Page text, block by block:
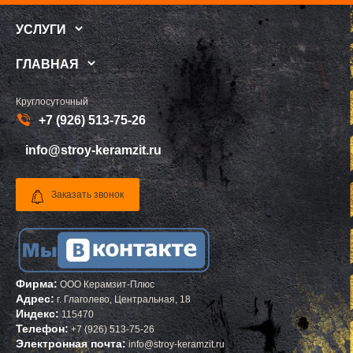
ПОСЕЛОК БОЛЬШЕВИК
ПОСЕЛОК ВОЛОДАРСКОГО
ПОСЕЛОК ВОРОВСКОГО
ПОСЕЛОК ИМ. ЦЮРУПЫ
ПОСЕЛОК ЛЕСНЫЕ ПОЛЯНЫ
ПОСЕЛОК ЛМС
МОСРЕНТГЕН
ПРАВДИНСКИЙ
ПРИВОКЗАЛЬНЫЙ
ПРОЛЕТАРСКИЙ
ПРОТВИНО
ПТИЧНОЕ
ПУЧКОВО
ПУШКИНО
ПУЩИНО
РАДОВИЦКИЙ
РАЗВИЛКА
РАМЕНСКОЕ
РАССУДОВО
РАСТОРОПОВО
РЕММАШ
РЕУТОВ
РЕЧИЦЫ
РЕШЕТНИКОВО
РЖАВКИ
РОГАЧЕВО
РОГОЗИНО
РОДНИКИ
МЕЛЕУЗ
КОЛЬЧУГИНО
КАМЫШИН
ТИХВИН
НОВОШАХТИНСК
ВОЛЬСК
КОНАКОВО
КОМСОМОЛЬСК НА АМУРЕ
КИЗИЛЮРТ
МИХАЙЛОВСК
ПЕТУШКИ
ПРИМОРСКО АХТАРСК
ЛЕСОСИБИРСК
БУДЕННОВСК
КАЛЯЗИН
ГЛАЗОВ
РУБЦОВСК
ГУБКИН
КЛИНЦЫ
УСМАНЬ
КУНГУР
КАЧКАНАР
КОЗЕЛЬСК
ШАРЬЯ
ЧИСТОПОЛЬ
ЕФРЕМОВ
ЧЕРНЯХОВСК
УСЛУГИ
ГЛАВНАЯ
Круглосуточный
+7 (926) 513-75-26
info@stroy-keramzit.ru
Заказать звонок
Фирма: ООО Керамзит-Плюс
Адрес:г. Глаголево,Центральная, 18
Индекс: 115470
Телефон: +7 (926) 513-75-26
Электронная почта: info@stroy-keramzit.ru